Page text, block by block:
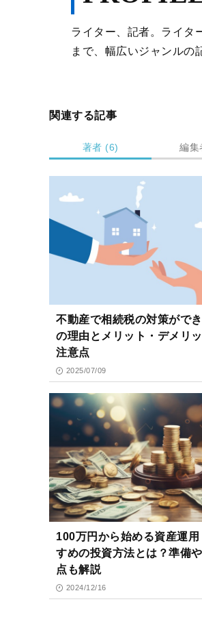
ライター、記者。ライタ
まで、幅広いジャンルの
関連する記事
著者 (6) 編集
不動産で相続税の対策がで
の理由とメリット・デメリッ
注意点
2025/07/09
100万円から始める資産運用
すめの投資方法とは？準備
点も解説
2024/12/16